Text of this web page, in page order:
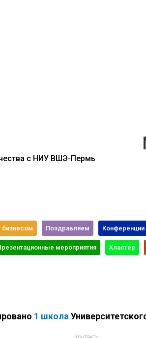
с НИУ ВШЭ-Пермь
бизнесом Поздравляем Конференции
мероприятия Кластер
1 школа